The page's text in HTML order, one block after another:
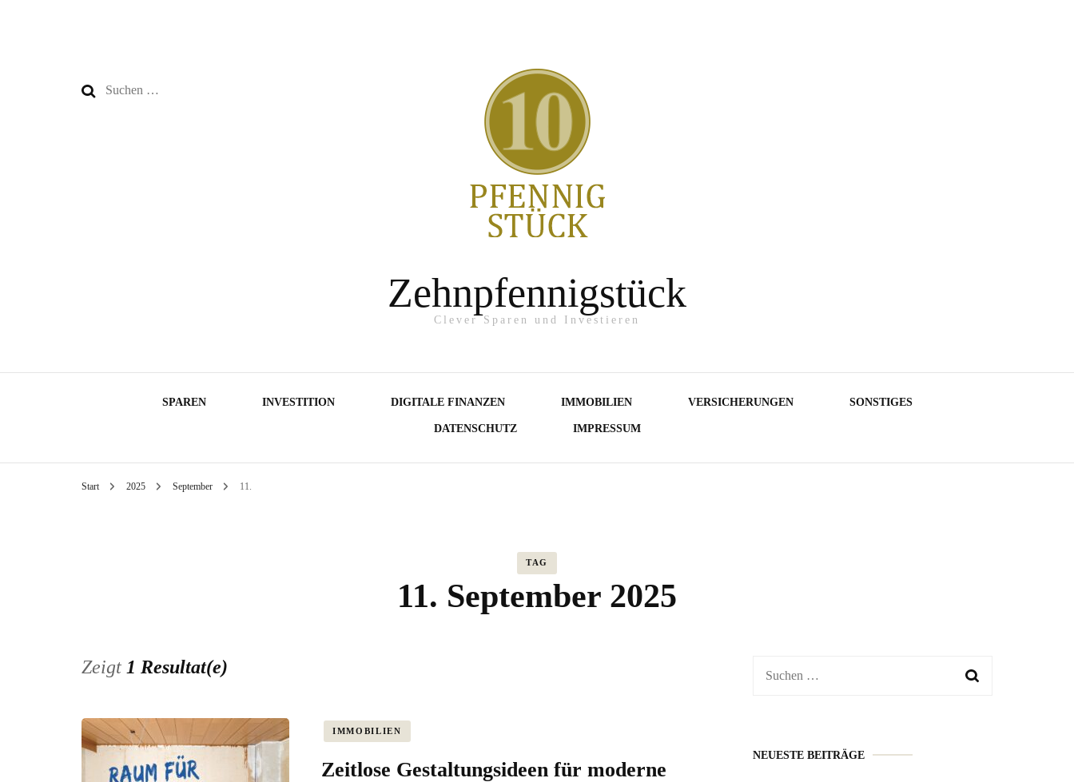
Suchen
Zehnpfennigstück
Clever Sparen und Investieren
SPAREN INVESTITION DIGITALE FINANZEN IMMOBILIEN VERSICHERUNGEN SONSTIGES
DATENSCHUTZ IMPRESSUM
Start 2025 September 11.
TAG
11. September 2025
Zeigt 1 Resultat(e)
IMMOBILIEN
Zeitlose Gestaltungsideen für moderne
Suchen
NEUESTE BEITRÄGE